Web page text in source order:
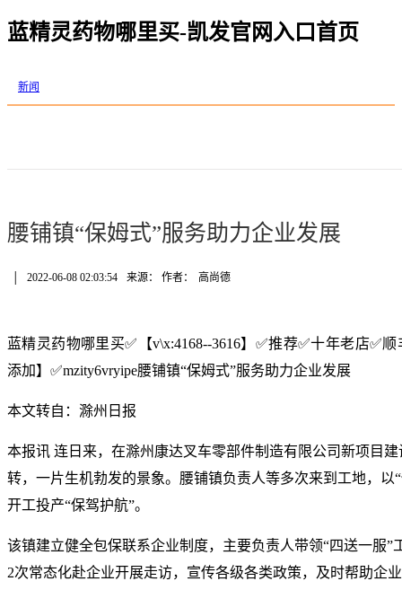
蓝精灵药物哪里买-凯发官网入口首页
新闻
腰铺镇“保姆式”服务助力企业发展
2022-06-08 02:03:54 来源： 作者： 高尚德
蓝精灵药物哪里买✅【v\x:4168--3616】✅推荐✅十年老店✅
添加】✅mzity6vryipe腰铺镇“保姆式”服务助力企业发展
本文转自：滁州日报
本报讯 连日来，在滁州康达叉车零部件制造有限公司新项目
转，一片生机勃发的景象。腰铺镇负责人等多次来到工地，以
开工投产“保驾护航”。
该镇建立健全包保联系企业制度，主要负责人带领“四送一服”
2次常态化赴企业开展走访，宣传各级各类政策，及时帮助企